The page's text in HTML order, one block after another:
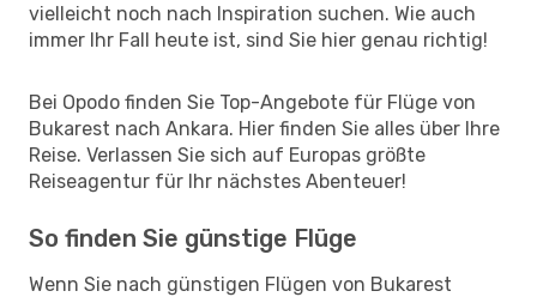
vielleicht noch nach Inspiration suchen. Wie auch
immer Ihr Fall heute ist, sind Sie hier genau richtig!
Bei Opodo finden Sie Top-Angebote für Flüge von
Bukarest nach Ankara. Hier finden Sie alles über Ihre
Reise. Verlassen Sie sich auf Europas größte
Reiseagentur für Ihr nächstes Abenteuer!
So finden Sie günstige Flüge
Wenn Sie nach günstigen Flügen von Bukarest